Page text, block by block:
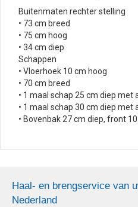
Buitenmaten rechter stelling
• 73 cm breed
• 75 cm hoog
• 34 cm diep
Schappen
• Vloerhoek 10 cm hoog
• 70 cm breed
• 1 maal schap 25 cm diep met
• 1 maal schap 30 cm diep met
• Bovenbak 27 cm diep, front
Haal- en brengservice van
Nederland